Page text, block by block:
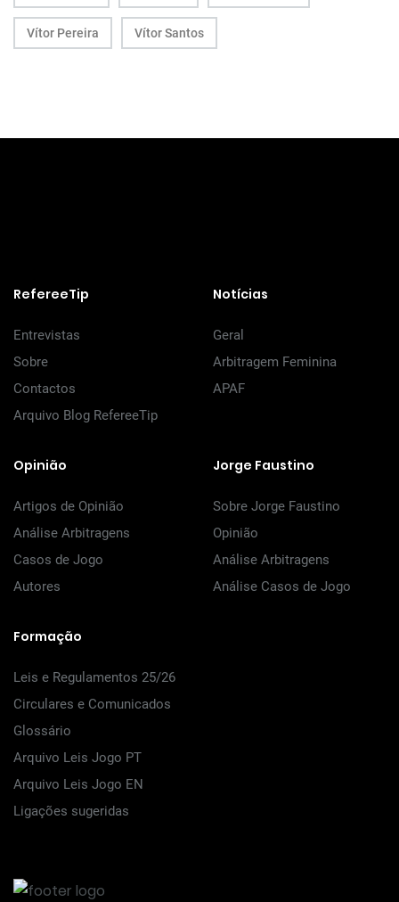
Vítor Pereira Vítor Santos
RefereeTip
Entrevistas
Sobre
Contactos
Arquivo Blog RefereeTip
Notícias
Geral
Arbitragem Feminina
APAF
Opinião
Artigos de Opinião
Análise Arbitragens
Casos de Jogo
Autores
Jorge Faustino
Sobre Jorge Faustino
Opinião
Análise Arbitragens
Análise Casos de Jogo
Formação
Leis e Regulamentos 25/26
Circulares e Comunicados
Glossário
Arquivo Leis Jogo PT
Arquivo Leis Jogo EN
Ligações sugeridas